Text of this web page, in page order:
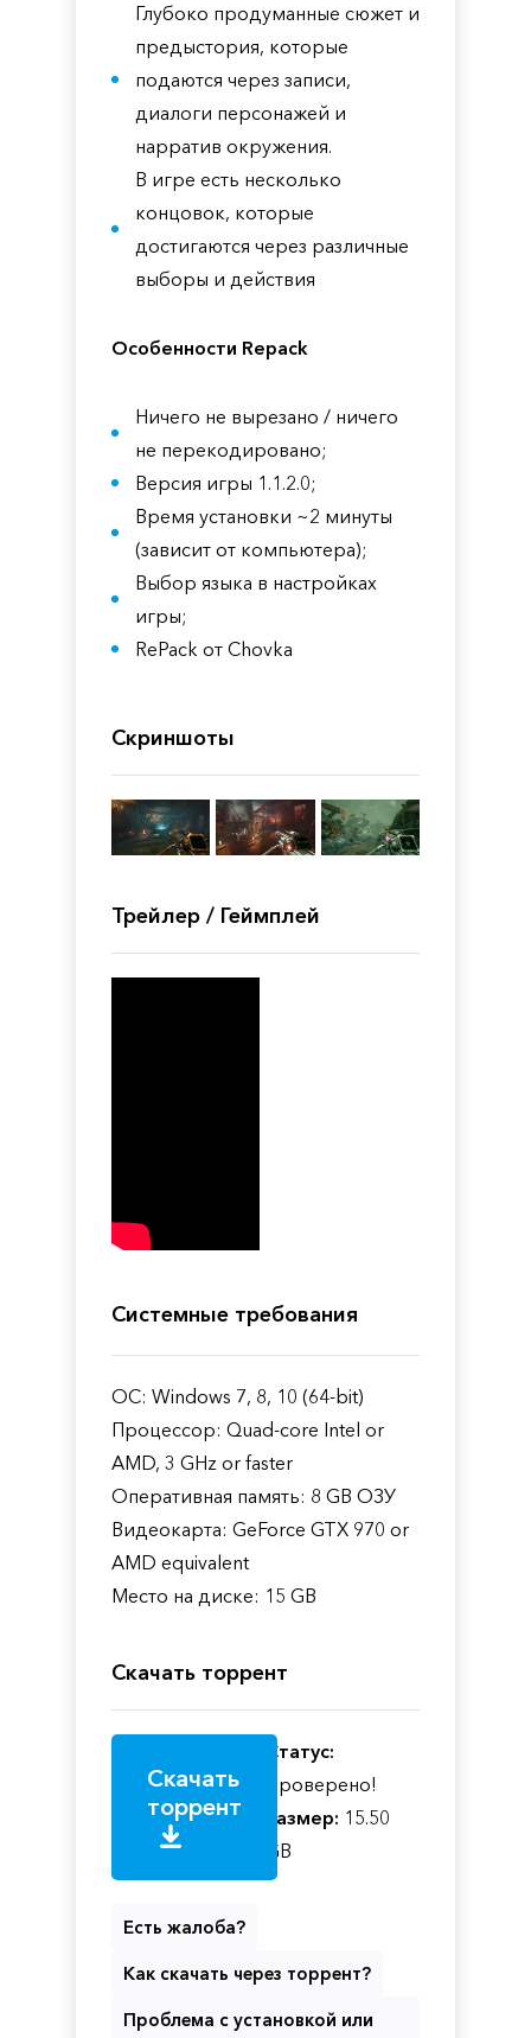
Глубоко продуманные сюжет и
предыстория, которые
подаются через записи,
диалоги персонажей и
нарратив окружения.
В игре есть несколько
концовок, которые
достигаются через различные
выборы и действия
Особенности Repack
Ничего не вырезано / ничего
не перекодировано;
Версия игры 1.1.2.0;
Время установки ~2 минуты
(зависит от компьютера);
Выбор языка в настройках
игры;
RePack от Chovka
Скриншоты
Трейлер / Геймплей
Системные требования
ОС: Windows 7, 8, 10 (64-bit)
Процессор: Quad-core Intel or
AMD, 3 GHz or faster
Оперативная память: 8 GB ОЗУ
Видеокарта: GeForce GTX 970 or
AMD equivalent
Место на диске: 15 GB
Скачать торрент
Скачать
торрент
Статус:
Проверено!
Размер: 15.50
GB
Есть жалоба?
Как скачать через торрент?
Проблема с установкой или